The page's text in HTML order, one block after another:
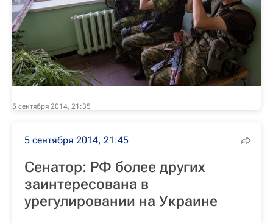
5 сентября 2014, 21:35
5 сентября 2014, 21:45
Сенатор: РФ более других
заинтересована в
урегулировании на Украине